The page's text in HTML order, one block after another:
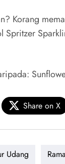
Korang
Share on X
Udang